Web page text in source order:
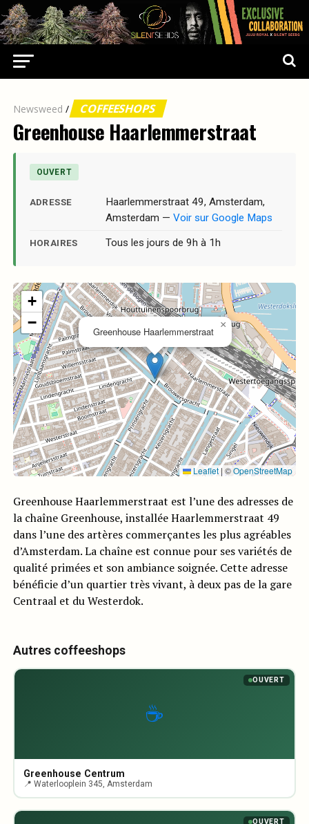
Newsweed / COFFEESHOPS
Greenhouse Haarlemmerstraat
OUVERT
ADRESSE
Haarlemmerstraat 49, Amsterdam,
Amsterdam — Voir sur Google Maps
HORAIRES Tous les jours de 9h à 1h
Greenhouse Haarlemmerstraat
×
+
−
Leaflet | ©OpenStreetMap
Greenhouse Haarlemmerstraat est l’une des adresses de
la chaîne Greenhouse, installée Haarlemmerstraat 49
dans l’une des artères commerçantes les plus agréables
d’Amsterdam. La chaîne est connue pour ses variétés de
qualité primées et son ambiance soignée. Cette adresse
bénéficie d’un quartier très vivant, à deux pas de la gare
Centraal et du Westerdok.
Autres coffeeshops
☕
OUVERT
Greenhouse Centrum
📍 Waterlooplein 345, Amsterdam
OUVERT